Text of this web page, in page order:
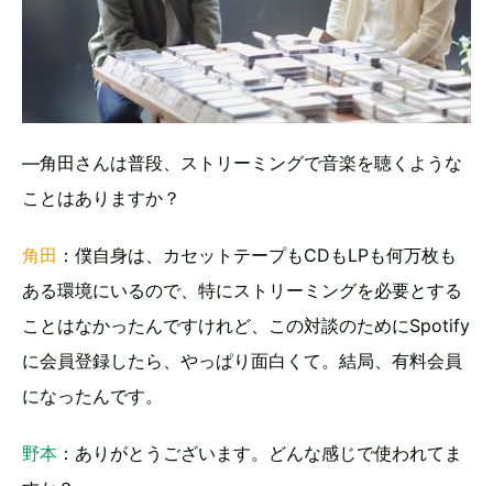
―角田さんは普段、ストリーミングで音楽を聴くような
ことはありますか？
角田 ：僕自身は、カセットテープもCDもLPも何万枚も
ある環境にいるので、特にストリーミングを必要とする
ことはなかったんですけれど、この対談のためにSpotify
に会員登録したら、やっぱり面白くて。結局、有料会員
になったんです。
野本 ：ありがとうございます。どんな感じで使われてま